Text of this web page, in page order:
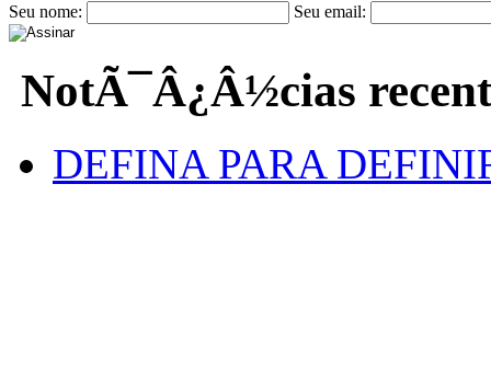
Seu nome: Seu email:
NotÃ¯Â¿Â½cias
DEFINA PARA